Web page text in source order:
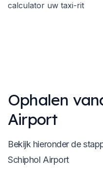
calculator uw taxi-rit
Ophalen
Airport
Bekijk hieronder de
Schiphol Airport